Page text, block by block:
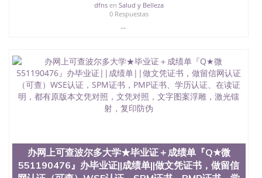
dfnsen Salud y Belleza
0 Respuestas
...
办网上可查波尔多大学★毕业证＋成绩单『Q★微
551190476』办毕业证||成绩单||做文凭证书，做留信